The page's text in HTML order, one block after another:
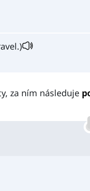
za ním následuje